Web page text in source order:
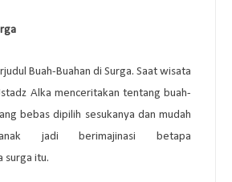
Buah-Buahan di Surga. Saat wisata
Alka menceritakan tentang buah-
bebas dipilih sesukanya dan mudah
jadi berimajinasi betapa
surga itu.